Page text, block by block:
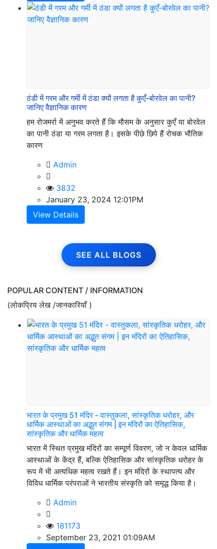
ठंडी में गरम और गर्मी में ठंडा क्यों लगता है कुएँ-बोरवेल का पानी?
जानिए वैज्ञानिक कारण
हम रोजमर्रा में अनुभव करते हैं कि मौसम के अनुसार कुएँ या बोरवेल
का पानी ठंडा या गरम लगता है। इसके पीछे छिपे हैं रोचक भौतिक
कारण
Admin
3832
January 23, 2024 12:01PM
View Details
SEE ALL BLOGS
POPULAR CONTENT / INFORMATION
(लोकप्रिय लेख /जानकारियाँ )
भारत के प्रमुख 51 मंदिर - वास्तुकला, सांस्कृतिक धरोहर, और
धार्मिक आस्थाओं का अद्भुत संगम | इन मंदिरों का ऐतिहासिक,
सांस्कृतिक और धार्मिक महत्व
भारत में स्थित प्रमुख मंदिरों का सम्पूर्ण विवरण, जो न केवल धार्मिक
आस्थाओं के केंद्र हैं, बल्कि ऐतिहासिक और सांस्कृतिक धरोहर के
रूप में भी अत्यधिक महत्व रखते हैं। इन मंदिरों के स्थापत्य और
विविध धार्मिक परंपराओं ने भारतीय संस्कृति को समृद्ध किया है।
Admin
181173
September 23, 2021 01:09AM